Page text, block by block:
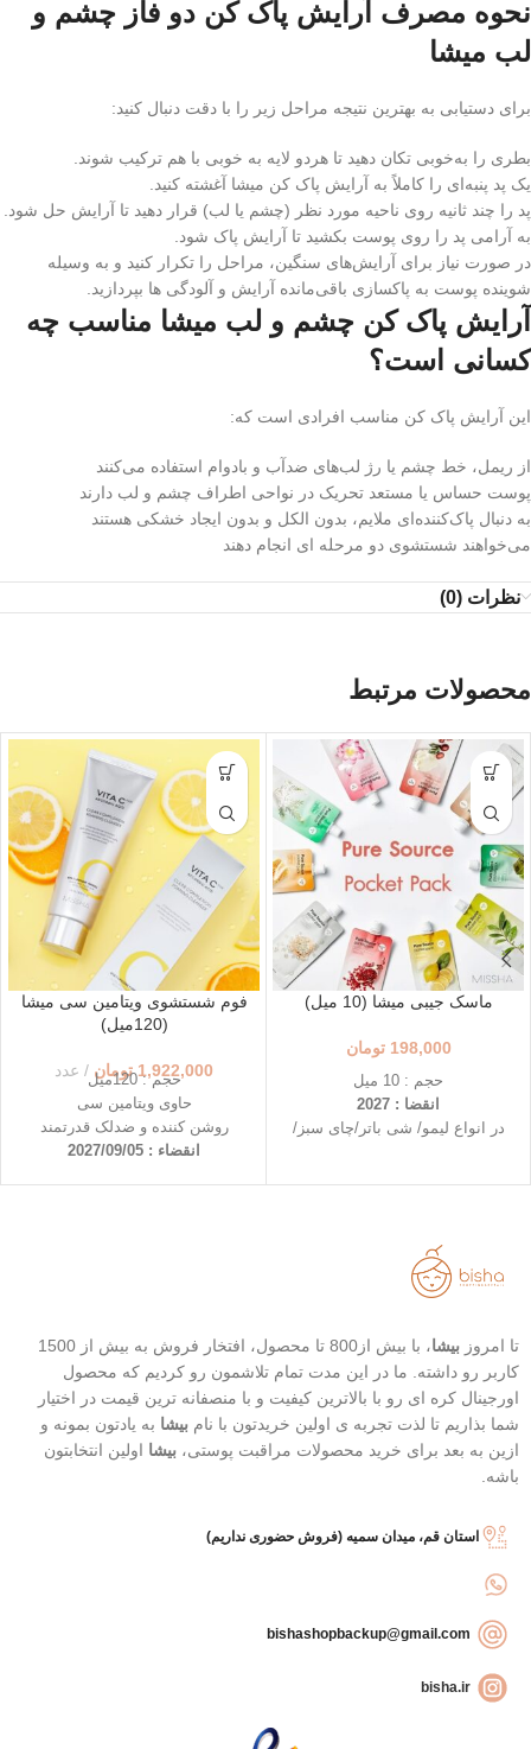
نحوه مصرف آرایش پاک کن دو فاز چشم و
لب میشا
برای دستیابی به بهترین نتیجه مراحل زیر را با دقت دنبال کنید:
بطری را به‌خوبی تکان دهید تا هردو لایه به خوبی با هم ترکیب شوند.
یک پد پنبه‌ای را کاملاً به آرایش پاک کن میشا آغشته کنید.
پد را چند ثانیه روی ناحیه مورد نظر (چشم یا لب) قرار دهید تا آرایش حل شود.
به‌ آرامی پد را روی پوست بکشید تا آرایش پاک شود.
در صورت نیاز برای آرایش‌های سنگین، مراحل را تکرار کنید و به وسیله
شوینده پوست به پاکسازی باقی‌مانده آرایش و آلودگی ها بپردازید.
آرایش پاک کن چشم و لب میشا مناسب چه
کسانی است؟
این آرایش پاک کن مناسب افرادی است که:
از ریمل، خط چشم یا رژ لب‌های ضدآب و بادوام استفاده می‌کنند
پوست حساس یا مستعد تحریک در نواحی اطراف چشم و لب دارند
به دنبال پاک‌کننده‌ای ملایم، بدون الکل و بدون ایجاد خشکی هستند
می‌خواهند شستشوی دو مرحله ای انجام دهند
نظرات (0)
محصولات مرتبط
ماسک جیبی میشا (10 میل)
198,000 تومان
حجم : 10 میل
انقضا : 2027
در انواع لیمو/ شی باتر/چای سبز/
تغذیه و نرم کننده عمقی پوست
(شی باتر)
سبز)
کنترل آکنه و تسکین قرمزی جوش
(درخت چای)
فوم شستشوی ویتامین سی میشا
(120میل)
1,922,000 تومان عدد
حجم : 120میل
حاوی ویتامین سی
روشن کننده و ضدلک قدرتمند
انقضاء : 2027/09/05
تا امروز بیشا
، با بیش از800 تا محصول، افتخار فروش به بیش از 1500
کاربر رو داشته. ما در این مدت تمام تلاشمون رو کردیم که محصول
اورجینال کره ای رو با بالاترین کیفیت و با منصفانه ترین قیمت در اختیار
شما بذاریم تا لذت تجربه ی اولین خریدتون با نام بیشا به یادتون بمونه و
ازین به بعد برای خرید محصولات مراقبت پوستی، بیشا اولین انتخابتون
باشه.
استان قم، میدان سمیه (فروش حضوری نداریم)
bisha.ir